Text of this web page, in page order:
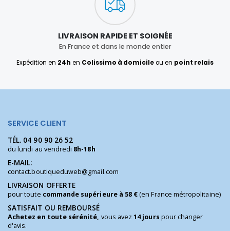
LIVRAISON RAPIDE ET SOIGNÉE
En France et dans le monde entier
Expédition en 24h en Colissimo à domicileou en point relais
SERVICE CLIENT
TÉL. 04 90 90 26 52
du lundi au vendredi 8h-18h
E-MAIL:
contact.boutiqueduweb@gmail.com
LIVRAISON OFFERTE
pour toute commande supérieure à 58 €(en France métropolitaine)
SATISFAIT OU REMBOURSÉ
Achetez en toute sérénité, vous avez14 jours pour changer
d'avis.